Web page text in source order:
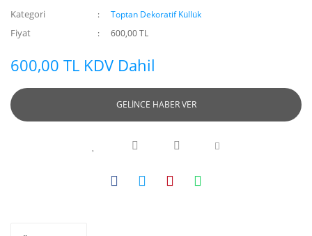
Kategori Toptan Dekoratif Küllük
Fiyat 600,00 TL
600,00 TL KDV Dahil
GELİNCE HABER VER